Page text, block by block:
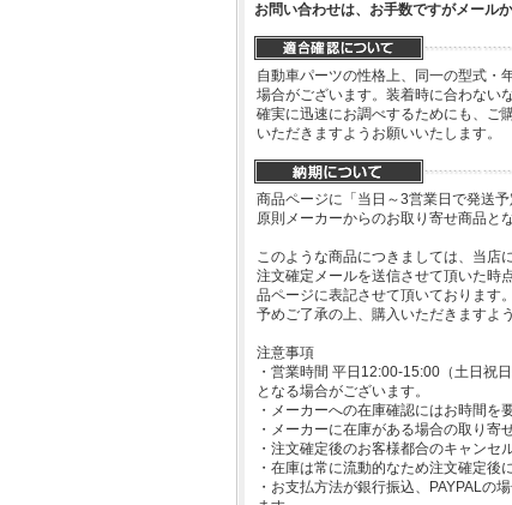
お問い合わせは、お手数ですがメール
自動車パーツの性格上、同一の型式・
場合がございます。装着時に合わない
確実に迅速にお調べするためにも、ご
いただきますようお願いいたします。
商品ページに「当日～3営業日で発送
原則メーカーからのお取り寄せ商品と
このような商品につきましては、当店
注文確定メールを送信させて頂いた時
品ページに表記させて頂いております。
予めご了承の上、購入いただきますよ
注意事項
・営業時間 平日12:00-15:00（土日祝
となる場合がございます。
・メーカーへの在庫確認にはお時間を
・メーカーに在庫がある場合の取り寄
・注文確定後のお客様都合のキャンセ
・在庫は常に流動的なため注文確定後
・お支払方法が銀行振込、PAYPALの